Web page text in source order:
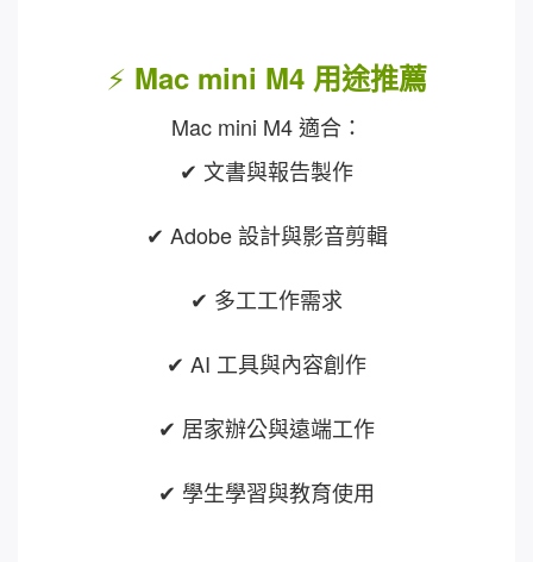
⚡ Mac mini M4 用途推薦
Mac mini M4 適合：
✔ 文書與報告製作
✔ Adobe 設計與影音剪輯
✔ 多工工作需求
✔ AI 工具與內容創作
✔ 居家辦公與遠端工作
✔ 學生學習與教育使用